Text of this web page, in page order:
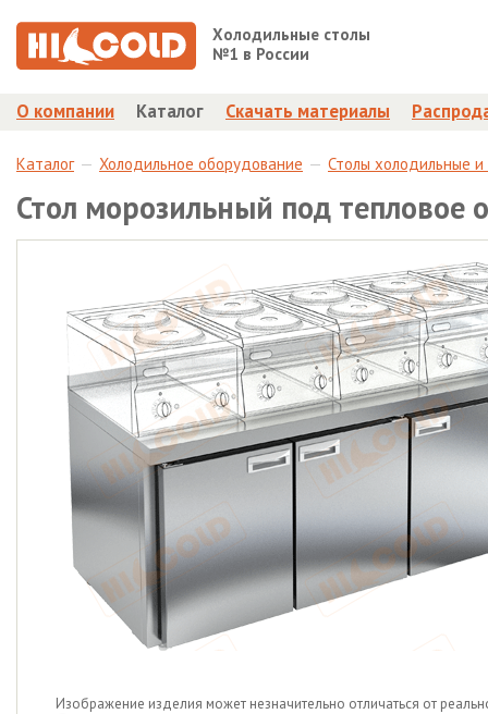
Холодильные столы
№1 в России
О компании Каталог Скачать материалы
Каталог Холодильное оборудование Столы холодильные
Стол морозильный под тепловое
Изображение изделия может незначительно отличаться от